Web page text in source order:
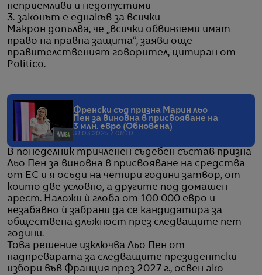
неприемливи и недопустими
3. законът е еднакъв за всички
Макрон допълва, че „всички обвиняеми имат
право на правна защита“, заяви още
правителственият говорител, цитиран от
Politico.
Френски съд призна Марин льо
Пен за виновна в присвояване на
3 млн. евро (Обновена)
31.03.2025 / 08:10
В понеделник тричленен съдебен състав призна
Льо Пен за виновна в присвояване на средства
от ЕС и я осъди на четири години затвор, от
които две условно, а другите под домашен
арест. Наложи ѝ глоба от 100 000 евро и
незабавно ѝ забрани да се кандидатира за
обществена длъжност през следващите пет
години.
Това решение изключва Льо Пен от
надпреварата за следващите президентски
избори във Франция през 2027 г., освен ако